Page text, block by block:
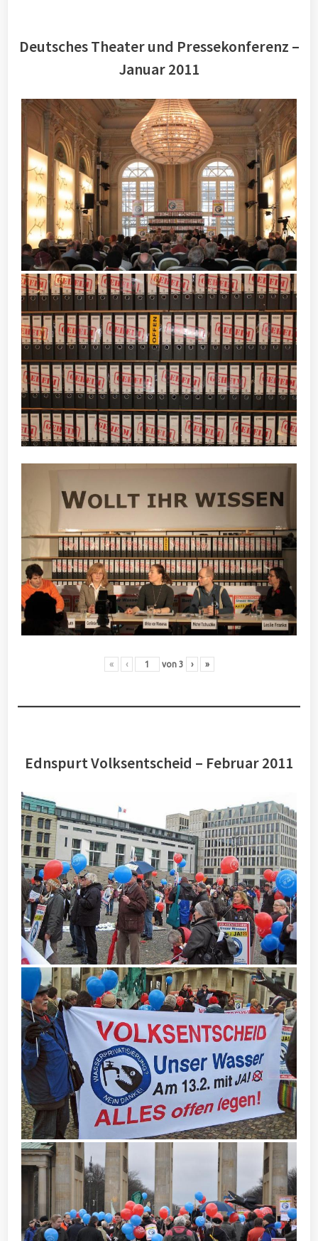
Deutsches Theater und Pressekonferenz –
Januar 2011
« ‹ von 3 › »
Ednspurt Volksentscheid – Februar 2011